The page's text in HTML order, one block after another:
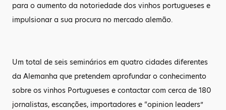
para o aumento da notoriedade dos vinhos portugueses e
impulsionar a sua procura no mercado alemão.
Um total de seis seminários em quatro cidades diferentes
da Alemanha que pretendem aprofundar o conhecimento
sobre os vinhos Portugueses e contactar com cerca de 180
jornalistas, escanções, importadores e “opinion leaders”